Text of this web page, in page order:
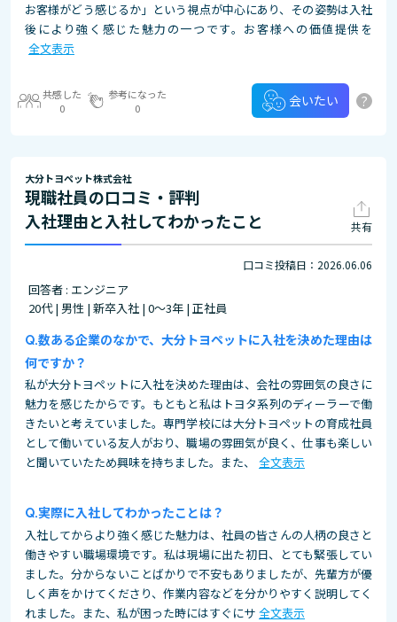
お客様がどう感じるか」という視点が中心にあり、その姿勢は入社
後により強く感じた魅力の一つです。お客様への価値提供を
全文表示
共感した
0
参考になった
0
会いたい ?
大分トヨペット株式会社
現職社員の口コミ・評判
入社理由と入社してわかったこと
共有
口コミ投稿日：2026.06.06
回答者 : エンジニア
20代 | 男性 | 新卒入社 | 0～3年 | 正社員
数ある企業のなかで、大分トヨペットに入社を決めた理由は
何ですか？
私が大分トヨペットに入社を決めた理由は、会社の雰囲気の良さに
魅力を感じたからです。もともと私はトヨタ系列のディーラーで働
きたいと考えていました。専門学校には大分トヨペットの育成社員
として働いている友人がおり、職場の雰囲気が良く、仕事も楽しい
と聞いていたため興味を持ちました。また、
全文表示
実際に入社してわかったことは？
入社してからより強く感じた魅力は、社員の皆さんの人柄の良さと
働きやすい職場環境です。私は現場に出た初日、とても緊張してい
ました。分からないことばかりで不安もありましたが、先輩方が優
しく声をかけてくださり、作業内容などを分かりやすく説明してく
れました。また、私が困った時にはすぐにサ 全文表示